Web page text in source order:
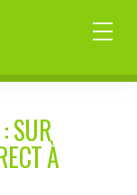
: SUR
À